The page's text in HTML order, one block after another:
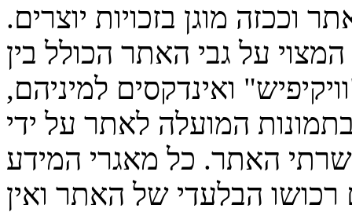
וככזה מוגן בזכויות יוצרים.
על גבי האתר הכולל בין
ואינדקסים למיניהם,
המועלה לאתר על ידי
שרתי האתר. כל מאגרי המידע
הבלעדי של האתר ואין